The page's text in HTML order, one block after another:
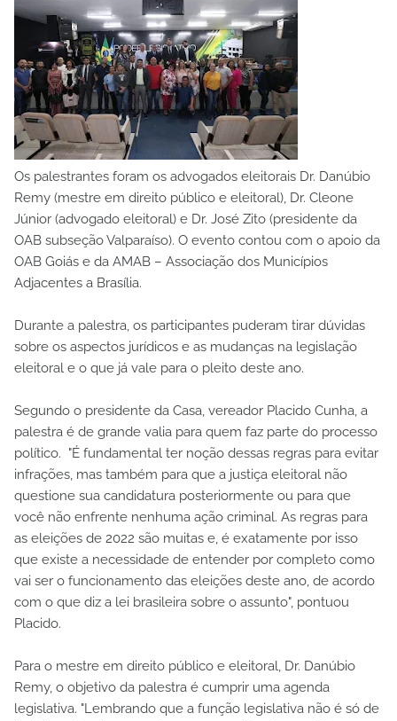
Os palestrantes foram os advogados eleitorais Dr. Danúbio
Remy (mestre em direito público e eleitoral), Dr. Cleone
Júnior (advogado eleitoral) e Dr. José Zito (presidente da
OAB subseção Valparaíso). O evento contou com o apoio da
OAB Goiás e da AMAB – Associação dos Municípios
Adjacentes a Brasília.
Durante a palestra, os participantes puderam tirar dúvidas
sobre os aspectos jurídicos e as mudanças na legislação
eleitoral e o que já vale para o pleito deste ano.
Segundo o presidente da Casa, vereador Placido Cunha, a
palestra é de grande valia para quem faz parte do processo
político. "É fundamental ter noção dessas regras para evitar
infrações, mas também para que a justiça eleitoral não
questione sua candidatura posteriormente ou para que
você não enfrente nenhuma ação criminal. As regras para
as eleições de 2022 são muitas e, é exatamente por isso
que existe a necessidade de entender por completo como
vai ser o funcionamento das eleições deste ano, de acordo
com o que diz a lei brasileira sobre o assunto", pontuou
Placido.
Para o mestre em direito público e eleitoral, Dr. Danúbio
Remy, o objetivo da palestra é cumprir uma agenda
legislativa. "Lembrando que a função legislativa não é só de